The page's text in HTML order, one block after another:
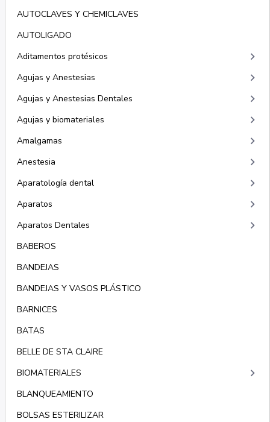
AUTOCLAVES Y CHEMICLAVES
AUTOLIGADO
Aditamentos protésicos
keyboard_arrow_right
Agujas y Anestesias keyboard_arrow_right
Agujas y Anestesias Dentales keyboard_arrow_right
Agujas y biomateriales keyboard_arrow_right
Amalgamas keyboard_arrow_right
Anestesia keyboard_arrow_right
Aparatología dental keyboard_arrow_right
Aparatos keyboard_arrow_right
Aparatos Dentales keyboard_arrow_right
BABEROS
BANDEJAS
BANDEJAS Y VASOS PLÁSTICO
BARNICES
BATAS
BELLE DE STA CLAIRE
BIOMATERIALES
keyboard_arrow_right
BLANQUEAMIENTO
BOLSAS ESTERILIZAR